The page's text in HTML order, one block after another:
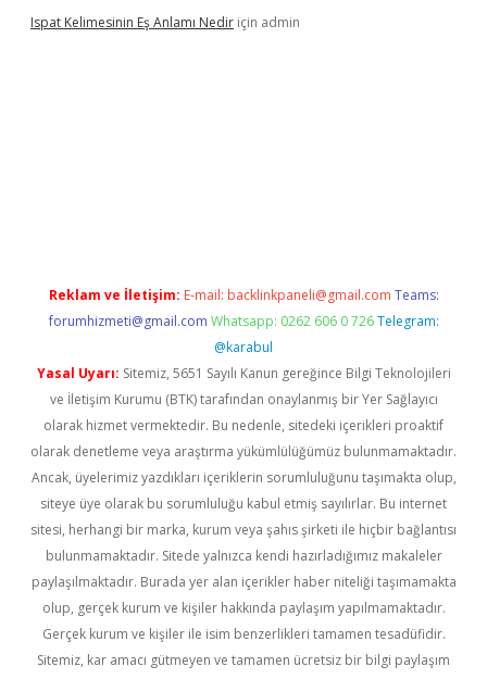
Ispat Kelimesinin Eş Anlamı Nedir için admin
Reklam ve İletişim: E-mail: backlinkpaneli@gmail.com Teams:
forumhizmeti@gmail.com Whatsapp: 0262 606 0 726 Telegram:
@karabul
Yasal Uyarı: Sitemiz, 5651 Sayılı Kanun gereğince Bilgi Teknolojileri
ve İletişim Kurumu (BTK) tarafından onaylanmış bir Yer Sağlayıcı
olarak hizmet vermektedir. Bu nedenle, sitedeki içerikleri proaktif
olarak denetleme veya araştırma yükümlülüğümüz bulunmamaktadır.
Ancak, üyelerimiz yazdıkları içeriklerin sorumluluğunu taşımakta olup,
siteye üye olarak bu sorumluluğu kabul etmiş sayılırlar. Bu internet
sitesi, herhangi bir marka, kurum veya şahıs şirketi ile hiçbir bağlantısı
bulunmamaktadır. Sitede yalnızca kendi hazırladığımız makaleler
paylaşılmaktadır. Burada yer alan içerikler haber niteliği taşımamakta
olup, gerçek kurum ve kişiler hakkında paylaşım yapılmamaktadır.
Gerçek kurum ve kişiler ile isim benzerlikleri tamamen tesadüfidir.
Sitemiz, kar amacı gütmeyen ve tamamen ücretsiz bir bilgi paylaşım